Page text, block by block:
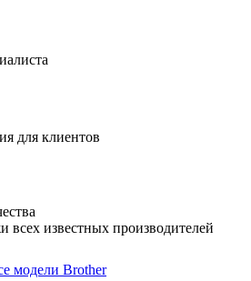
для клиентов
известных производителей
модели Brother